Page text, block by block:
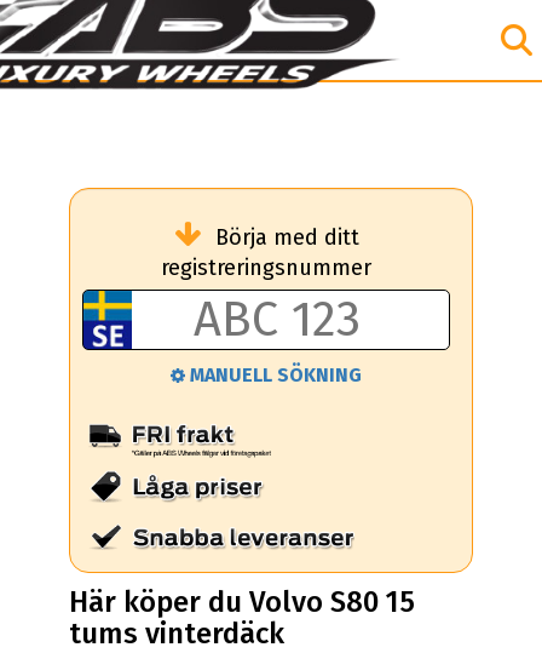
Börja med ditt
registreringsnummer
MANUELL SÖKNING
Här köper du Volvo S80 15
tums vinterdäck